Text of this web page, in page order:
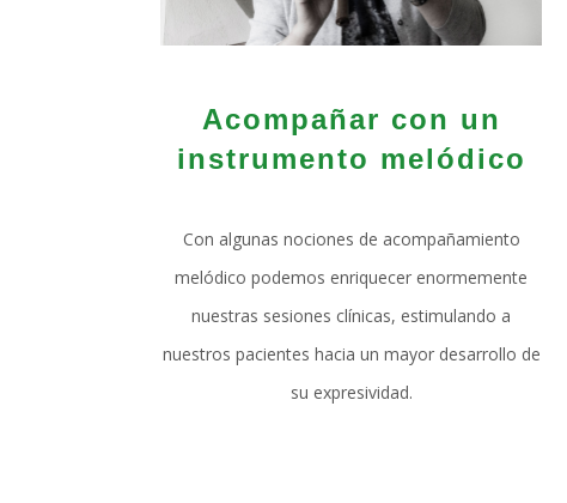
Acompañar con un
instrumento melódico
Con algunas nociones de acompañamiento
melódico podemos enriquecer enormemente
nuestras sesiones clínicas, estimulando a
nuestros pacientes hacia un mayor desarrollo de
su expresividad.